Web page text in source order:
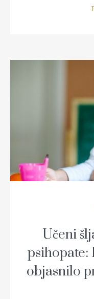
Učeni
psihopate:
objasnilo